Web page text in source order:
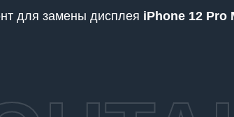
для замены дисплея iPhone 12 Pro